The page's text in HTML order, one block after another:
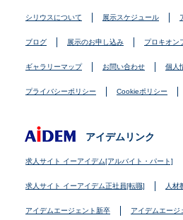
シリウスについて 展示スケジュール
ブログ 展示のお申し込み プロキオン
ギャラリーマップ お問い合わせ 個人
プライバシーポリシー Cookieポリシー
アイデムリンク
求人サイト イーアイデム[アルバイト・パート]
求人サイト イーアイデム正社員[転職] 人材
アイデムエージェント新卒 アイデムエージ